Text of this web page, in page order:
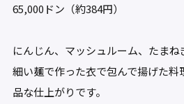
65,000ドン（約384円）
にんじん、マッシュルーム、たまね
細い麺で作った衣で包んで揚げた料
品な仕上がりです。